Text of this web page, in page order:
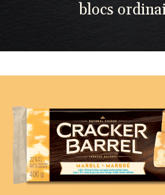
blocs